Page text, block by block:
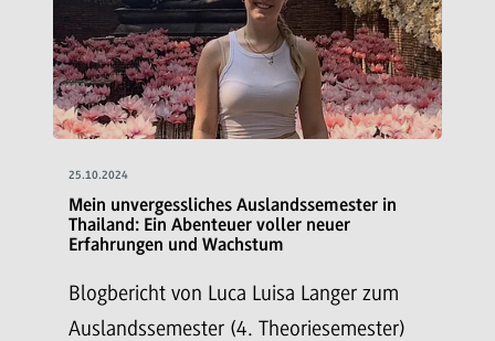
25.10.2024
Mein unvergessliches Auslandssemester in
Thailand: Ein Abenteuer voller neuer
Erfahrungen und Wachstum
Blogbericht von Luca Luisa Langer zum
Auslandssemester (4. Theoriesemester)